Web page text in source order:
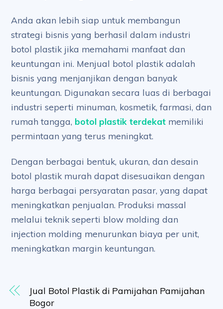
Anda akan lebih siap untuk membangun
strategi bisnis yang berhasil dalam industri
botol plastik jika memahami manfaat dan
keuntungan ini. Menjual botol plastik adalah
bisnis yang menjanjikan dengan banyak
keuntungan. Digunakan secara luas di berbagai
industri seperti minuman, kosmetik, farmasi, dan
rumah tangga, botol plastik terdekat memiliki
permintaan yang terus meningkat.
Dengan berbagai bentuk, ukuran, dan desain
botol plastik murah dapat disesuaikan dengan
harga berbagai persyaratan pasar, yang dapat
meningkatkan penjualan. Produksi massal
melalui teknik seperti blow molding dan
injection molding menurunkan biaya per unit,
meningkatkan margin keuntungan.
Jual Botol Plastik di Pamijahan Pamijahan
Bogor